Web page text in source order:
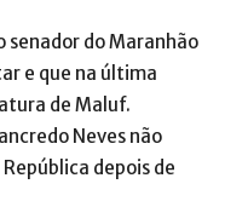
senador do Maranhão
e que na última
de Maluf.
Neves não
depois de